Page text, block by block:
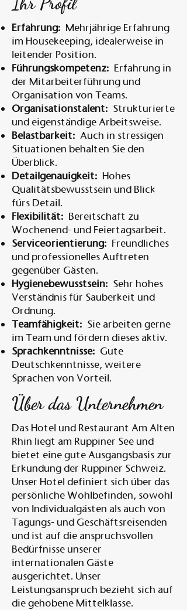
Erfahrung: Mehrjährige Erfahrung
im Housekeeping, idealerweise in
leitender Position.
Führungskompetenz: Erfahrung in
der Mitarbeiterführung und
Organisation von Teams.
Organisationstalent: Strukturierte
und eigenständige Arbeitsweise.
Belastbarkeit: Auch in stressigen
Situationen behalten Sie den
Überblick.
Detailgenauigkeit: Hohes
Qualitätsbewusstsein und Blick
fürs Detail.
Flexibilität: Bereitschaft zu
Wochenend- und Feiertagsarbeit.
Serviceorientierung: Freundliches
und professionelles Auftreten
gegenüber Gästen.
Hygienebewusstsein: Sehr hohes
Verständnis für Sauberkeit und
Ordnung.
Teamfähigkeit: Sie arbeiten gerne
im Team und fördern dieses aktiv.
Sprachkenntnisse: Gute
Deutschkenntnisse, weitere
Sprachen von Vorteil.
Über das Unternehmen
Das Hotel und Restaurant Am Alten
Rhin liegt am Ruppiner See und
bietet eine gute Ausgangsbasis zur
Erkundung der Ruppiner Schweiz.
Unser Hotel definiert sich über das
persönliche Wohlbefinden, sowohl
von Individualgästen als auch von
Tagungs- und Geschäftsreisenden
und ist auf die anspruchsvollen
Bedürfnisse unserer
internationalen Gäste
ausgerichtet. Unser
Leistungsanspruch bezieht sich auf
die gehobene Mittelklasse.